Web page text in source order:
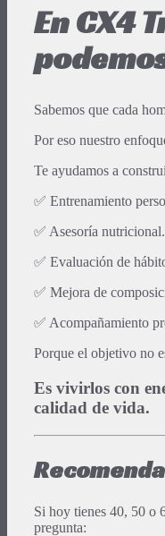
En CX4
Sabemos que cada
Por eso nuestro
Te ayudamos a
✅ Entrenamiento
✅ Asesoría nutricional.
✅ Evaluación de
✅ Mejora de
✅ Acompañamiento
Porque el objetivo no
Es vivirlos con
calidad de vida.
Si hoy tienes 40, 50 o
pregunta: